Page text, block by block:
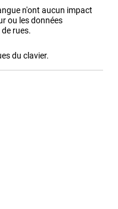
n'ont aucun impact
ou les données
rues.
du clavier.